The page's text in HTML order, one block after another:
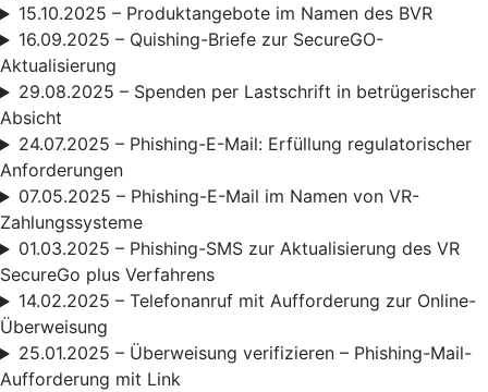
15.10.2025 – Produktangebote im Namen des BVR
16.09.2025 – Quishing-Briefe zur SecureGO-
Aktualisierung
29.08.2025 – Spenden per Lastschrift in betrügerischer
Absicht
24.07.2025 – Phishing-E-Mail: Erfüllung regulatorischer
Anforderungen
07.05.2025 – Phishing-E-Mail im Namen von VR-
Zahlungssysteme
01.03.2025 – Phishing-SMS zur Aktualisierung des VR
SecureGo plus Verfahrens
14.02.2025 – Telefonanruf mit Aufforderung zur Online-
Überweisung
25.01.2025 – Überweisung verifizieren – Phishing-Mail-
Aufforderung mit Link